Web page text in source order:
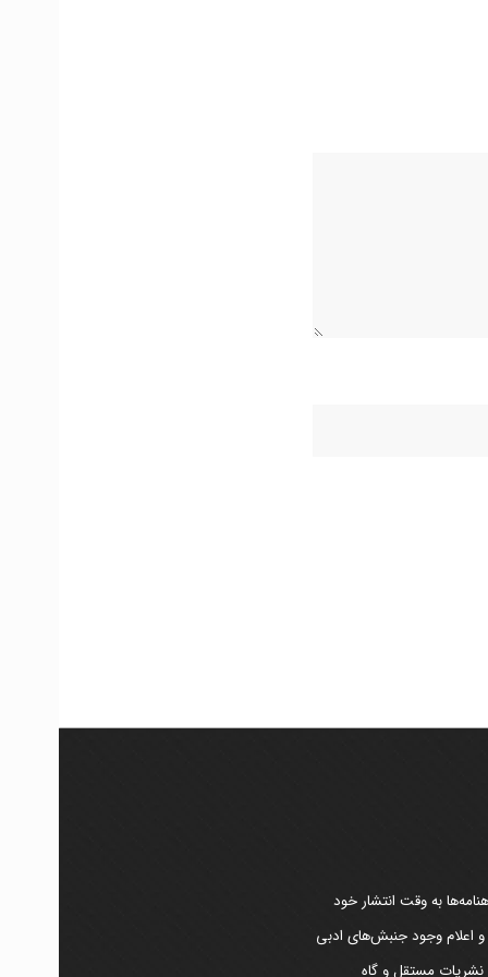
به وقت انتشار خود
و اعلام وجود جنبش‌های ادبی
نشریات مستقل و گاه